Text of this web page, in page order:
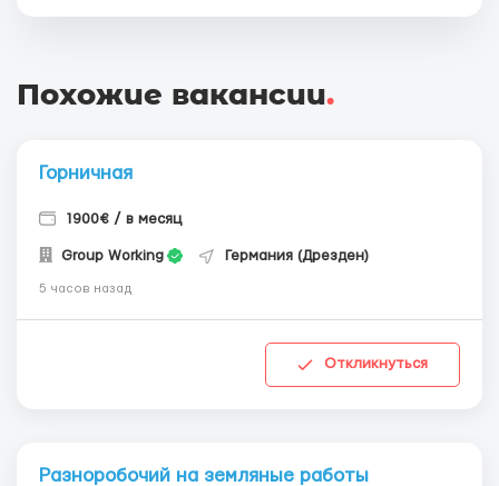
Похожие вакансии.
Горничная
1900€ / в месяц
Group Working Германия (Дрезден)
5 часов назад
Откликнуться
Разноробочий на земляные работы